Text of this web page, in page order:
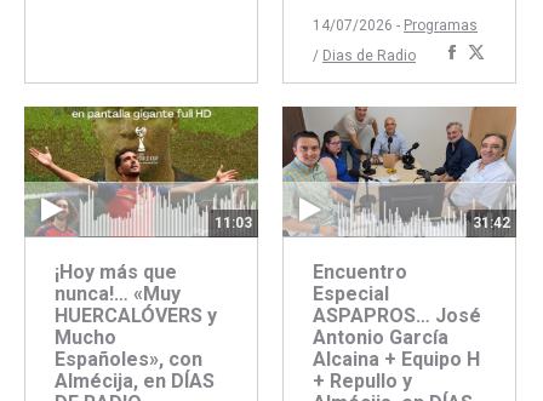
14/07/2026 - Programas
/ Dias de Radio
Compartir
concon
11:03
¡Hoy más que
nunca!… «Muy
HUERCALÓVERS y
Mucho
Españoles», con
Almécija, en DÍAS
31:42
Encuentro
Especial
ASPAPROS… José
Antonio García
Alcaina + Equipo H
+ Repullo y